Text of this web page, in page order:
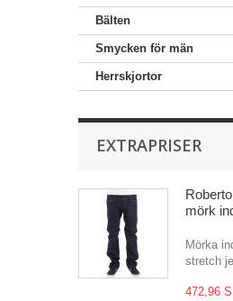
Bälten
Smycken för män
Herrskjortor
EXTRAPRISER
mörk
Mörka
stretch
472,96